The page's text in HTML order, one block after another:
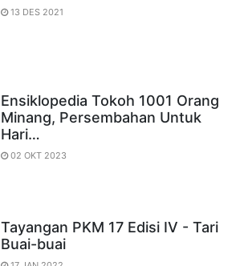
13 DES 2021
Ensiklopedia Tokoh 1001 Orang
Minang, Persembahan Untuk
Hari…
02 OKT 2023
Tayangan PKM 17 Edisi IV - Tari
Buai-buai